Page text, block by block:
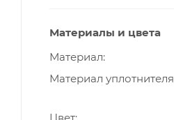
Материалы и цвета
Материал
Материал уплотнителя